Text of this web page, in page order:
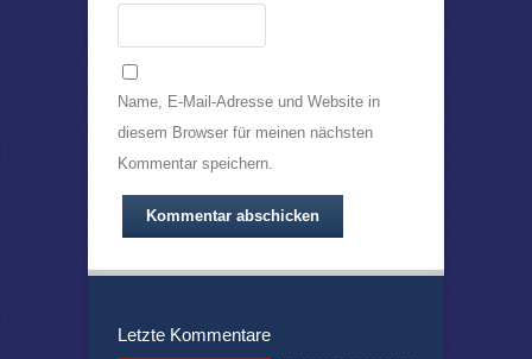
Name, E-Mail-Adresse und Website in
diesem Browser für meinen nächsten
Kommentar speichern.
Letzte Kommentare